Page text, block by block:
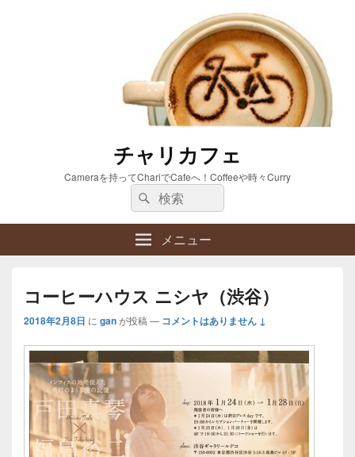
チャリカフェ
Cameraを持ってChariでCafeへ！Coffeeや時々Curry
検
索:
検
索
メニュー
コーヒーハウス ニシヤ（渋谷）
2018年2月8日 に ganが投稿 — コメントはありません ↓